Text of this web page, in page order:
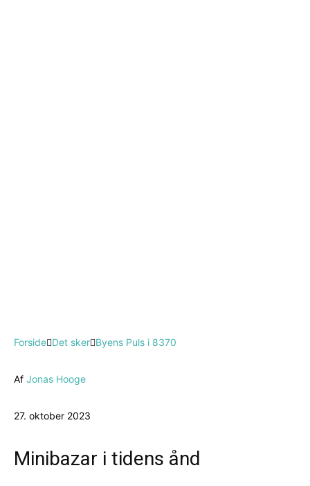
Forside Det sker Byens Puls i 8370
Af Jonas Hooge
27. oktober 2023
Minibazar i tidens ånd